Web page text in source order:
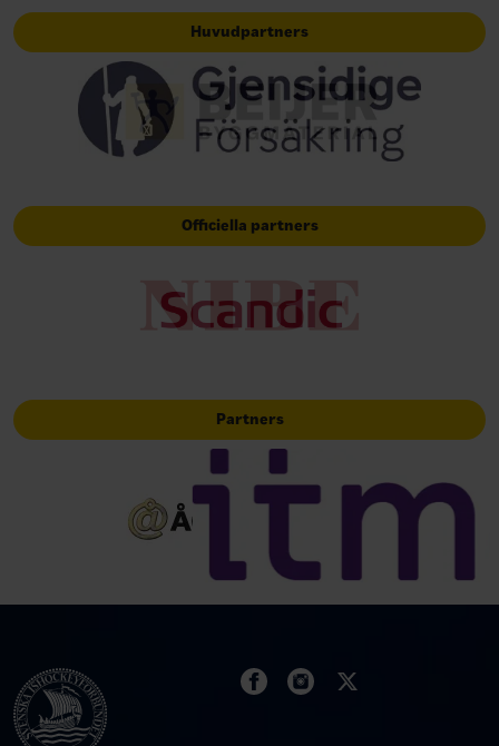
Huvudpartners
Officiella partners
Partners